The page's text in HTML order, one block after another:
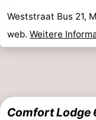
Weststraat Bus 21,
web. Weitere
Comfort Lodge